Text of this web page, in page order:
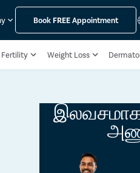
Book FREEAppointment
Fertility Weight Loss